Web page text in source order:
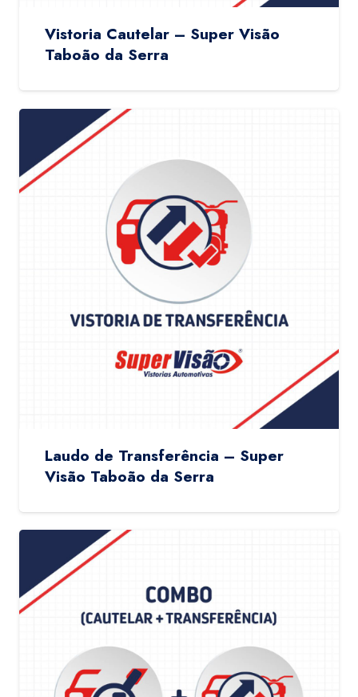
Vistoria Cautelar – Super Visão
Taboão da Serra
Laudo de Transferência – Super
Visão Taboão da Serra